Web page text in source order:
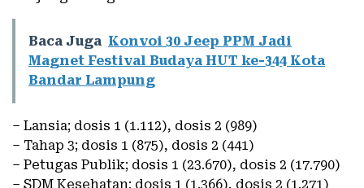
Baca Juga Konvoi 30 Jeep PPM Jadi
Magnet Festival Budaya HUT ke-344 Kota
Bandar Lampung
– Lansia; dosis 1 (1.112), dosis 2 (989)
– Tahap 3; dosis 1 (875), dosis 2 (441)
– Petugas Publik; dosis 1 (23.670), dosis 2 (17.790)
– SDM Kesehatan; dosis 1 (1.366), dosis 2 (1.271)